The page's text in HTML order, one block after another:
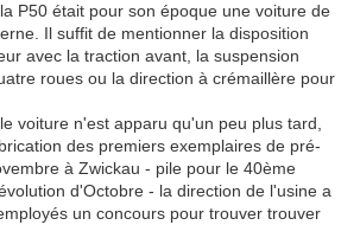
P50 était pour son époque une voiture de
Il suffit de mentionner la disposition
avec la traction avant, la suspension
roues ou la direction à crémaillère pour
voiture n'est apparu qu'un peu plus tard,
des premiers exemplaires de pré-
à Zwickau - pile pour le 40ème
d'Octobre - la direction de l'usine a
un concours pour trouver trouver